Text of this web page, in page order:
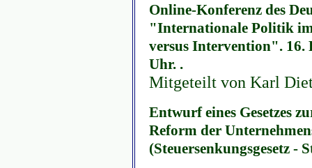
Online-Konferenz des
"Internationale Politik
versus Intervention". 16.
Uhr. .
Mitgeteilt von Karl
Entwurf eines Gesetzes
Reform der
(Steuersenkungsgesetz -